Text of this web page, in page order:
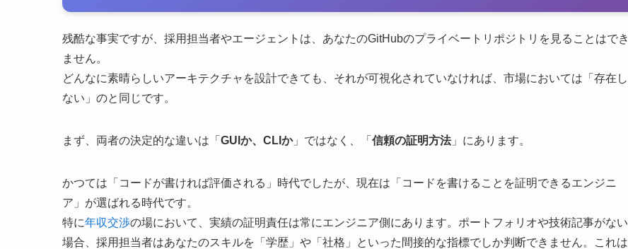
残酷な事実ですが、採用担当者やエージェントは、あなたのGitHubのプライベートリポジトリを見ることはでき
ません。
どんなに素晴らしいアーキテクチャを設計できても、それが可視化されていなければ、市場においては「存在し
ない」のと同じです。
まず、両者の決定的な違いは「 GUIか、CLIか」ではなく、「 信頼の証明方法」にあります。
かつては「コードが書ければ評価される」時代でしたが、現在は「コードを書けることを証明できるエンジニ
ア」が選ばれる時代です。
特に年収交渉の場において、実績の証明責任は常にエンジニア側にあります。ポートフォリオや技術記事がない
場合、採用担当者はあなたのスキルを「学歴」や「社格」といった間接的な指標でしか判断できません。これは